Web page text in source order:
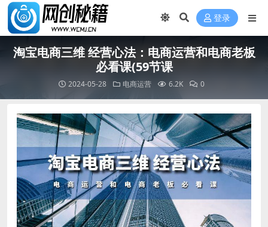
登录
淘宝电商三维 经营心法：电商运营和电商老板
必看课(59节课
2024-05-28 电商运营 6.2K 0